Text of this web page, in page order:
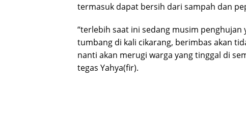
termasuk dapat bersih dari sampah dan
“terlebih saat ini sedang musim
tumbang di kali cikarang, berimbas akan
nanti akan merugi warga yang tinggal di
tegas Yahya(fir).